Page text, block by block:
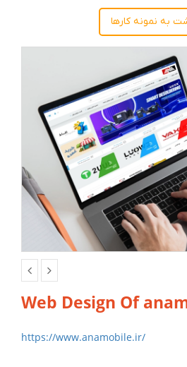
به نمونه کارها
Web Design Of
https://www.anamobile.ir/